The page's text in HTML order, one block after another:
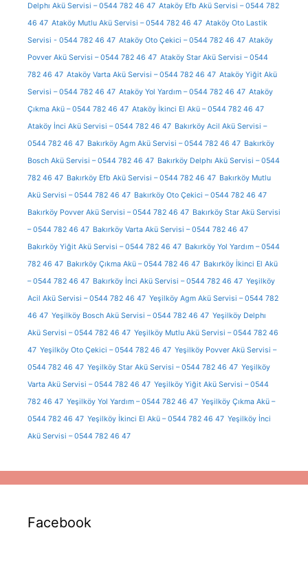
Delphı Akü Servisi – 0544 782 46 47 Ataköy Efb Akü Servisi – 0544 782
46 47 Ataköy Mutlu Akü Servisi – 0544 782 46 47 Ataköy Oto Lastik
Servisi - 0544 782 46 47 Ataköy Oto Çekici – 0544 782 46 47 Ataköy
Povver Akü Servisi – 0544 782 46 47 Ataköy Star Akü Servisi – 0544
782 46 47 Ataköy Varta Akü Servisi – 0544 782 46 47 Ataköy Yiğit Akü
Servisi – 0544 782 46 47 Ataköy Yol Yardım – 0544 782 46 47 Ataköy
Çıkma Akü – 0544 782 46 47 Ataköy İkinci El Akü – 0544 782 46 47
Ataköy İnci Akü Servisi – 0544 782 46 47 Bakırköy Acil Akü Servisi –
0544 782 46 47 Bakırköy Agm Akü Servisi – 0544 782 46 47 Bakırköy
Bosch Akü Servisi – 0544 782 46 47 Bakırköy Delphı Akü Servisi – 0544
782 46 47 Bakırköy Efb Akü Servisi – 0544 782 46 47 Bakırköy Mutlu
Akü Servisi – 0544 782 46 47 Bakırköy Oto Çekici – 0544 782 46 47
Bakırköy Povver Akü Servisi – 0544 782 46 47 Bakırköy Star Akü Servisi
– 0544 782 46 47 Bakırköy Varta Akü Servisi – 0544 782 46 47
Bakırköy Yiğit Akü Servisi – 0544 782 46 47 Bakırköy Yol Yardım – 0544
782 46 47 Bakırköy Çıkma Akü – 0544 782 46 47 Bakırköy İkinci El Akü
– 0544 782 46 47 Bakırköy İnci Akü Servisi – 0544 782 46 47 Yeşilköy
Acil Akü Servisi – 0544 782 46 47 Yeşilköy Agm Akü Servisi – 0544 782
46 47 Yeşilköy Bosch Akü Servisi – 0544 782 46 47 Yeşilköy Delphı
Akü Servisi – 0544 782 46 47 Yeşilköy Mutlu Akü Servisi – 0544 782 46
47 Yeşilköy Oto Çekici – 0544 782 46 47 Yeşilköy Povver Akü Servisi –
0544 782 46 47 Yeşilköy Star Akü Servisi – 0544 782 46 47 Yeşilköy
Varta Akü Servisi – 0544 782 46 47 Yeşilköy Yiğit Akü Servisi – 0544
782 46 47 Yeşilköy Yol Yardım – 0544 782 46 47 Yeşilköy Çıkma Akü –
0544 782 46 47 Yeşilköy İkinci El Akü – 0544 782 46 47 Yeşilköy İnci
Akü Servisi – 0544 782 46 47
Facebook